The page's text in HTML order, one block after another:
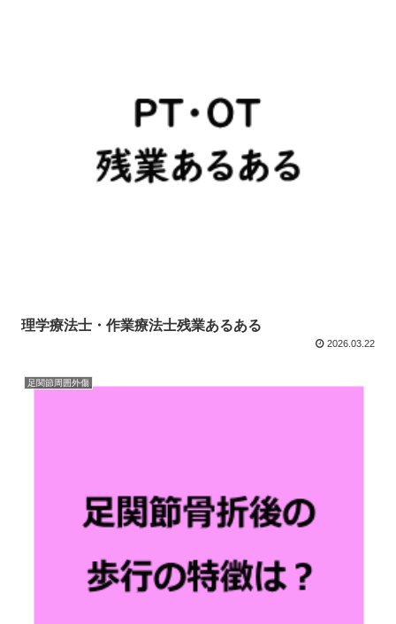
理学療法士・作業療法士残業あるある
2026.03.22
足関節周囲外傷